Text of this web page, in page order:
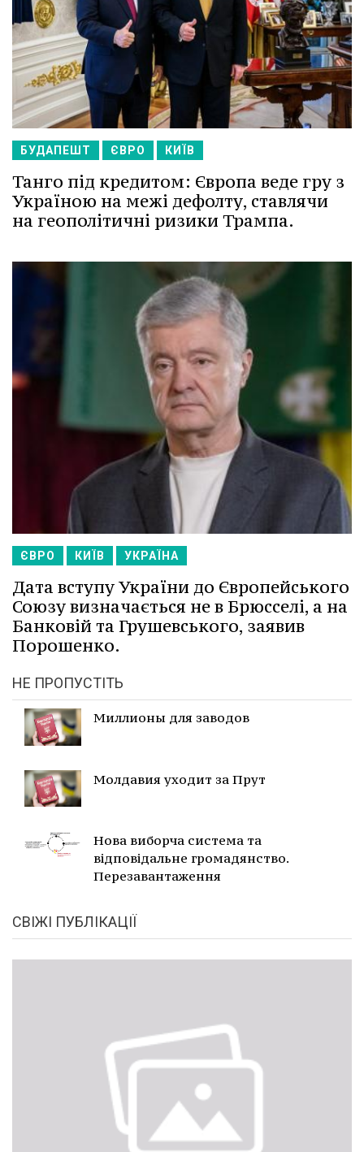
БУДАПЕШТ ЄВРО КИЇВ
Танго під кредитом: Європа веде гру з
Україною на межі дефолту, ставлячи
на геополітичні ризики Трампа.
ЄВРО КИЇВ УКРАЇНА
Дата вступу України до Європейського
Союзу визначається не в Брюсселі, а на
Банковій та Грушевського, заявив
Порошенко.
НЕ ПРОПУСТІТЬ
Миллионы для заводов
Молдавия уходит за Прут
Нова виборча система та
відповідальне громадянство.
Перезавантаження
СВІЖІ ПУБЛІКАЦІЇ